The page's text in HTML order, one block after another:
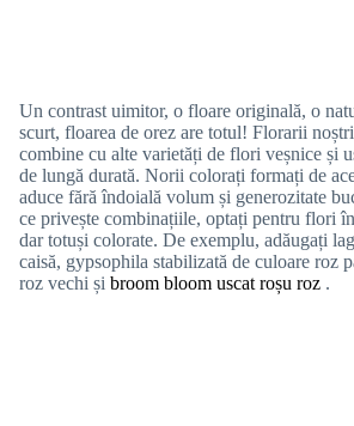
Un contrast uimitor, o floare originală, o
scurt, floarea de orez are totul! Florarii
combine cu alte varietăți de flori veșnice și
de lungă durată. Norii colorați formați de
aduce fără îndoială volum și generozitate
ce privește combinațiile, optați pentru flori
dar totuși colorate. De exemplu, adăugați
caisă, gypsophila stabilizată de culoare roz
roz vechi și broom bloom uscat roșu roz .